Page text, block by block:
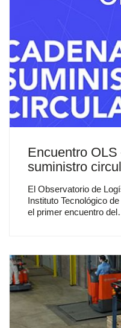
Encuentro
suministro
El Observatorio de
Instituto Tecnológico
el primer encuentro